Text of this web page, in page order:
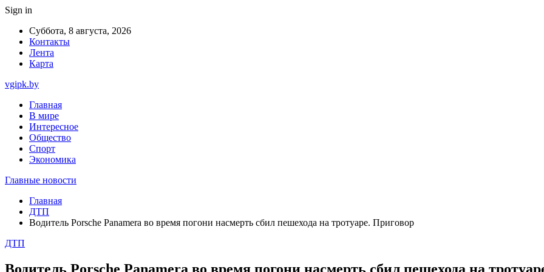
Sign in
Суббота, 8 августа, 2026
Контакты
Лента
Карта
vgipk.by
Главная
В мире
Интересное
Общество
Спорт
Экономика
Главные новости
Главная
ДТП
Водитель Porsche Panamera во время погони насмерть сбил пешехода на тротуаре. Приговор
ДТП